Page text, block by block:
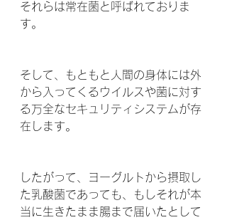
それらは常在菌と呼ばれておりま
す。
そして、もともと人間の身体には外
から入ってくるウイルスや菌に対す
る万全なセキュリティシステムが存
在します。
したがって、ヨーグルトから摂取し
た乳酸菌であっても、もしそれが本
当に生きたまま腸まで届いたとして